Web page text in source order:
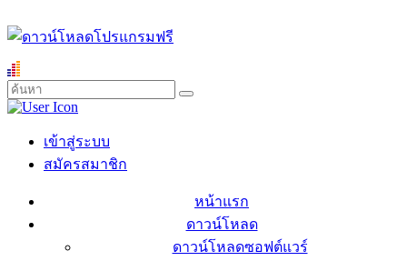
เข้าสู่ระบบ
สมัครสมาชิก
หน้าแรก
ดาวน์โหลด
ดาวน์โหลดซอฟต์แวร์